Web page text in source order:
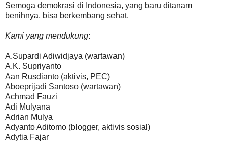
Semoga demokrasi di Indonesia, yang baru ditanam
benihnya, bisa berkembang sehat.
Kami yang mendukung:
A.Supardi Adiwidjaya (wartawan)
A.K. Supriyanto
Aan Rusdianto (aktivis, PEC)
Aboeprijadi Santoso (wartawan)
Achmad Fauzi
Adi Mulyana
Adrian Mulya
Adyanto Aditomo (blogger, aktivis sosial)
Adytia Fajar